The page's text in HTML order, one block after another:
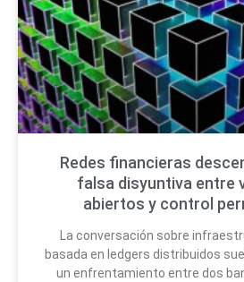
Redes financieras
falsa disyuntiva entre
abiertos y control
La conversación sobre
basada en ledgers distribuidos
un enfrentamiento entre dos